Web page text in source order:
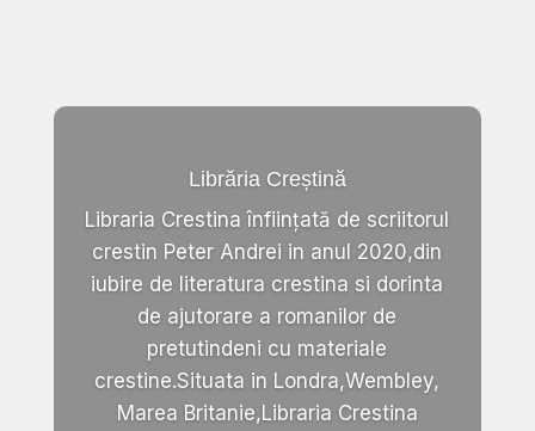
Librăria Creștină
Libraria Crestina înființată de scriitorul
crestin Peter Andrei in anul 2020,din
iubire de literatura crestina si dorinta
de ajutorare a romanilor de
pretutindeni cu materiale
crestine.Situata in Londra,Wembley,
Marea Britanie,Libraria Crestina